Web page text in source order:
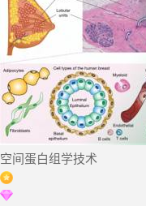
空间蛋白组学技术